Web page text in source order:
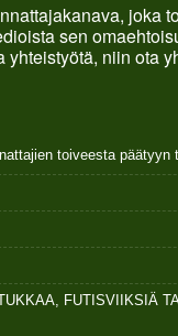
joka
sen
niin ota
toiveesta
FUTISVIIKSIÄ